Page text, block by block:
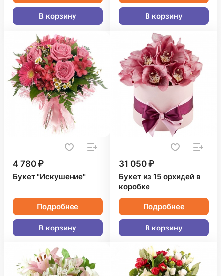
В корзину В корзину
4 780 ₽
Букет "Искушение"
Подробнее
В корзину
31 050 ₽
Букет из 15 орхидей в
коробке
Подробнее
В корзину